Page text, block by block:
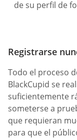
de su perfil de
Registrarse
Todo el proceso
BlackCupid se
suficientemente
someterse a
que requieran
para que el